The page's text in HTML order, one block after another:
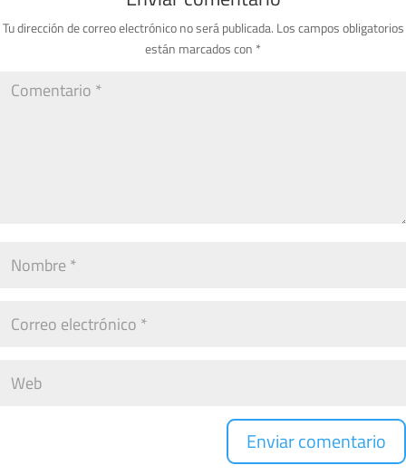
Tu dirección de correo electrónico no será publicada. Los campos obligatorios
están marcados con *